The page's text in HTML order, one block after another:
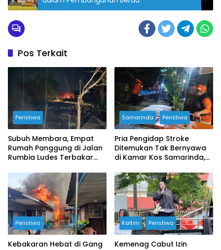
Pos Terkait
Peristiwa
Subuh Membara, Empat
Rumah Panggung di Jalan
Rumbia Ludes Terbakar
Samarinda Peristiwa
Pria Pengidap Stroke
Ditemukan Tak Bernyawa
di Kamar Kos Samarinda,
Tanda Kekerasan
Peristiwa
Kebakaran Hebat di Gang
Kaltim Peristiwa
Kemenag Cabut Izin